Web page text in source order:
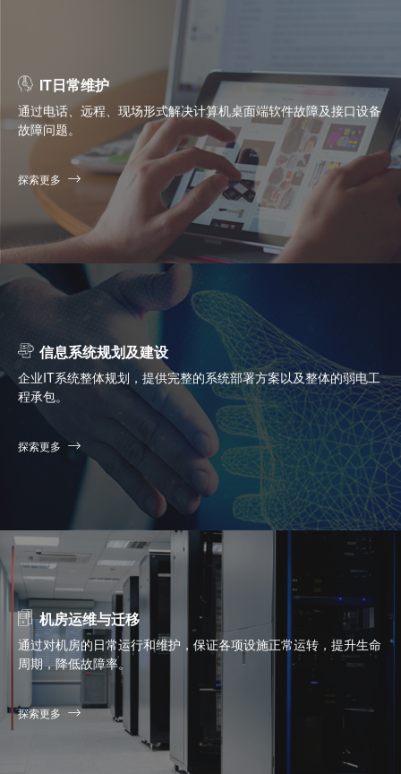
IT日常维护
通过电话、远程、现场形式解决计算机桌面端软件故障及接口设备
故障问题。
探索更多
信息系统规划及建设
企业IT系统整体规划，提供完整的系统部署方案以及整体的弱电工
程承包。
探索更多
机房运维与迁移
通过对机房的日常运行和维护，保证各项设施正常运转，提升生命
周期，降低故障率。
探索更多